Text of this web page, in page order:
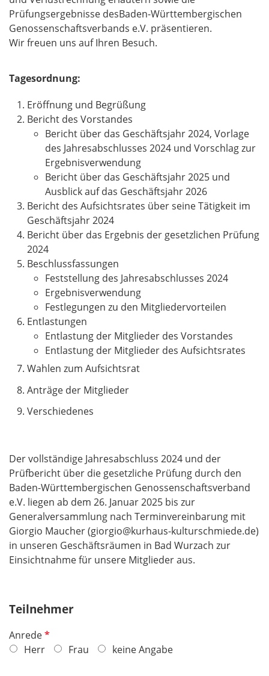
Prüfungsergebnisse desBaden-Württembergischen
Genossenschaftsverbands e.V. präsentieren.
Wir freuen uns auf Ihren Besuch.
Tagesordnung:
Eröffnung und Begrüßung
Bericht des Vorstandes
Bericht über das Geschäftsjahr 2024, Vorlage
des Jahresabschlusses 2024 und Vorschlag zur
Ergebnisverwendung
Bericht über das Geschäftsjahr 2025 und
Ausblick auf das Geschäftsjahr 2026
Bericht des Aufsichtsrates über seine Tätigkeit im
Geschäftsjahr 2024
Bericht über das Ergebnis der gesetzlichen Prüfung
2024
Beschlussfassungen
Feststellung des Jahresabschlusses 2024
Ergebnisverwendung
Festlegungen zu den Mitgliedervorteilen
Entlastungen
Entlastung der Mitglieder des Vorstandes
Entlastung der Mitglieder des Aufsichtsrates
Wahlen zum Aufsichtsrat
Anträge der Mitglieder
Verschiedenes
Der vollständige Jahresabschluss 2024 und der
Prüfbericht über die gesetzliche Prüfung durch den
Baden-Württembergischen Genossenschaftsverband
e.V. liegen ab dem 26. Januar 2025 bis zur
Generalversammlung nach Terminvereinbarung mit
Giorgio Maucher (giorgio@kurhaus-kulturschmiede.de)
in unseren Geschäftsräumen in Bad Wurzach zur
Einsichtnahme für unsere Mitglieder aus.
Teilnehmer
AnredeP
f
Herr Frau keine Angabe